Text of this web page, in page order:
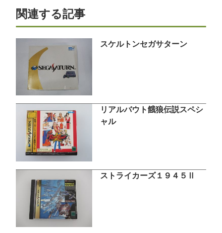
関連する記事
スケルトンセガサターン
リアルバウト餓狼伝説スペシ
ャル
ストライカーズ１９４５Ⅱ